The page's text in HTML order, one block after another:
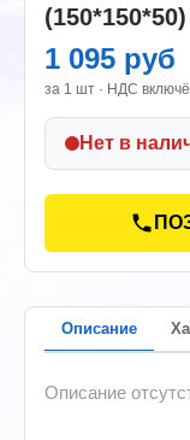
(150*150*50)
1 095 руб
за 1 шт · НДС
Нет в
Описание
Описание